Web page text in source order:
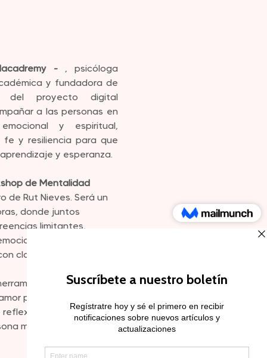
- , psicóloga
y del proyecto digital
a las personas en
y espiritual,
fe y resiliencia para que
y esperanza.
de Mentalidad
de Rut Nieves. Será un
donde juntos
limitantes,
y reconectar
claridad y confianza.
prácticas de
propio, además de
reflexión que te
más importante: tú.